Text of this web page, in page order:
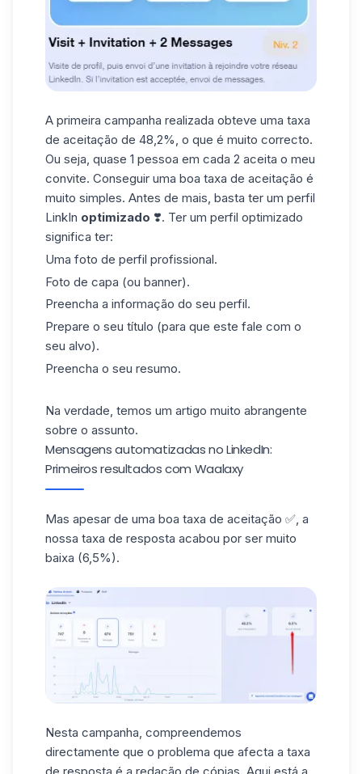
A primeira campanha realizada obteve uma taxa
de aceitação de 48,2%, o que é muito correcto.
Ou seja, quase 1 pessoa em cada 2 aceita o meu
convite. Conseguir uma boa taxa de aceitação é
muito simples. Antes de mais, basta ter um perfil
LinkIn optimizado ❣️. Ter um perfil optimizado
significa ter:
Uma foto de perfil profissional.
Foto de capa (ou banner).
Preencha a informação do seu perfil.
Prepare o seu título (para que este fale com o
seu alvo).
Preencha o seu resumo.
Na verdade, temos um artigo muito abrangente
sobre o assunto.
Mensagens automatizadas no LinkedIn:
Primeiros resultados com Waalaxy
Mas apesar de uma boa taxa de aceitação ✅, a
nossa taxa de resposta acabou por ser muito
baixa (6,5%).
Nesta campanha, compreendemos
directamente que o problema que afecta a taxa